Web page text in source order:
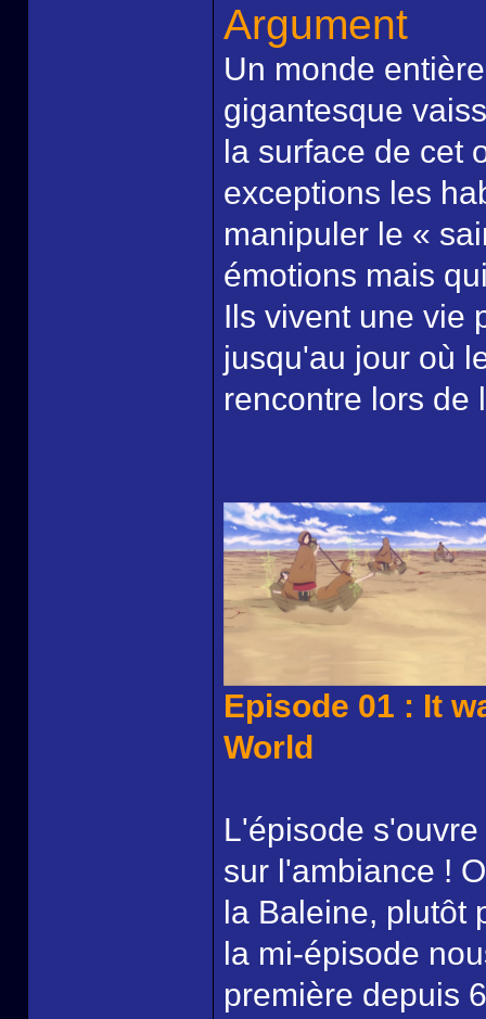
Argument
Un monde
gigantesque
la surface de cet
exceptions les
manipuler le «
émotions mais
Ils vivent une vie
jusqu'au jour où
rencontre lors de
Episode 01 : It
World
L'épisode
sur l'ambiance !
la Baleine, plutôt
la mi-épisode
première depuis